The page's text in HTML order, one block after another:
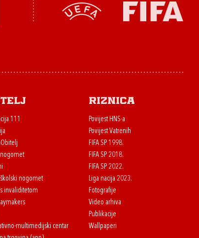
111
nogomet
invaliditetom
multimedijski centar
Riznica
Povijest HNS-a
Povijest Vatrenih
FIFA SP 1998.
FIFA SP 2018.
FIFA SP 2022.
Liga nacija 2023.
Fotografije
Video arhiva
Publikacije
Wallpaperi